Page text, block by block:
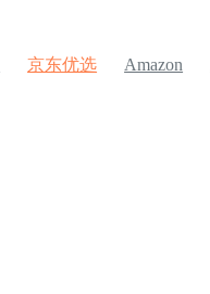
京东优选 Amazon